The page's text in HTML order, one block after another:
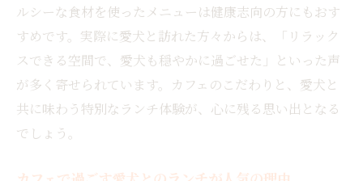
ルシーな食材を使ったメニューは健康志向の方にもおす
すめです。実際に愛犬と訪れた方々からは、「リラック
スできる空間で、愛犬も穏やかに過ごせた」といった声
が多く寄せられています。カフェのこだわりと、愛犬と
共に味わう特別なランチ体験が、心に残る思い出となる
でしょう。